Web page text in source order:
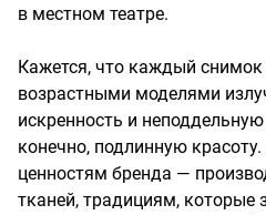
в местном театре.
Кажется, что каждый
возрастными моделями
искренность и
конечно, подлинную
ценностям бренда —
тканей, традициям, которые